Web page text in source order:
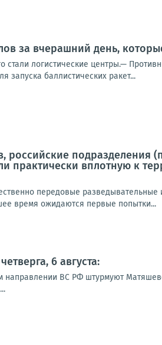
за вчерашний день,
логистические центры.—
запуска баллистических ракет...
российские подразделения
вплотную к
передовые
время ожидаются первые попытки...
6 августа:
направлении ВС РФ штурмуют